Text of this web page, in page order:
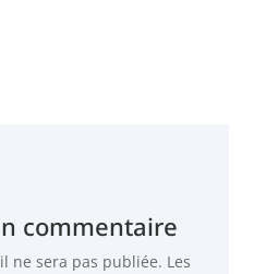
commentaire
ne sera pas publiée. Les